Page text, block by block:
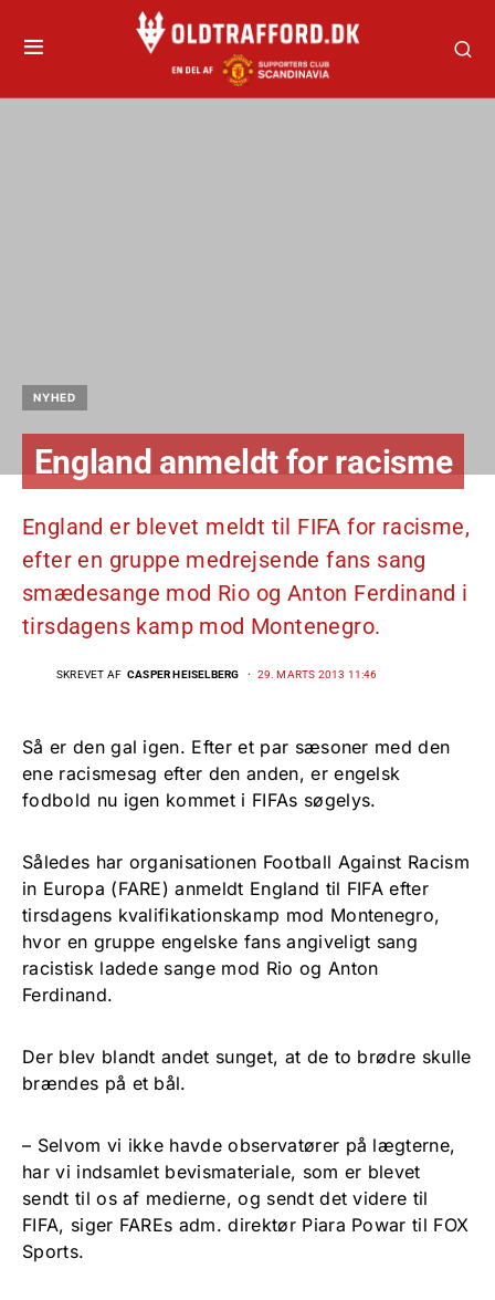
NYHED
England anmeldt for racisme
England er blevet meldt til FIFA for racisme,
efter en gruppe medrejsende fans sang
smædesange mod Rio og Anton Ferdinand i
tirsdagens kamp mod Montenegro.
SKREVET AF CASPER HEISELBERG 29. MARTS 2013 11:46
Så er den gal igen. Efter et par sæsoner med den
ene racismesag efter den anden, er engelsk
fodbold nu igen kommet i FIFAs søgelys.
Således har organisationen Football Against Racism
in Europa (FARE) anmeldt England til FIFA efter
tirsdagens kvalifikationskamp mod Montenegro,
hvor en gruppe engelske fans angiveligt sang
racistisk ladede sange mod Rio og Anton
Ferdinand.
Der blev blandt andet sunget, at de to brødre skulle
brændes på et bål.
– Selvom vi ikke havde observatører på lægterne,
har vi indsamlet bevismateriale, som er blevet
sendt til os af medierne, og sendt det videre til
FIFA, siger FAREs adm. direktør Piara Powar til FOX
Sports.